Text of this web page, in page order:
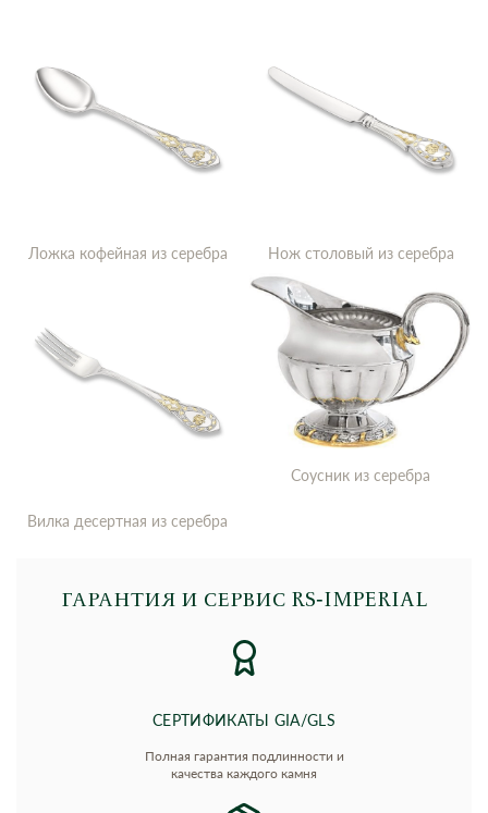
Ложка кофейная из серебра Нож столовый из серебра
Вилка десертная из серебра
Соусник из серебра
ГАРАНТИЯ И СЕРВИС RS‑IMPERIAL
СЕРТИФИКАТЫ GIA/GLS
Полная гарантия подлинности и
качества каждого камня